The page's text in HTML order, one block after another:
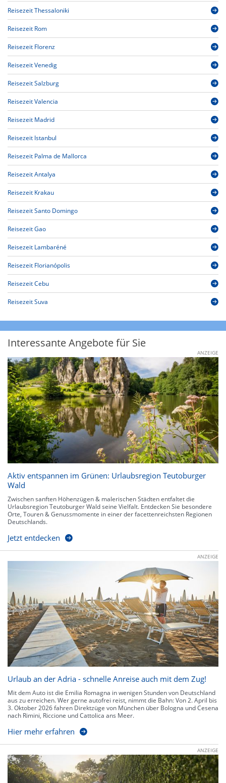
Reisezeit Thessaloniki
Reisezeit Rom
Reisezeit Florenz
Reisezeit Venedig
Reisezeit Salzburg
Reisezeit Valencia
Reisezeit Madrid
Reisezeit Istanbul
Reisezeit Palma de Mallorca
Reisezeit Antalya
Reisezeit Krakau
Reisezeit Santo Domingo
Reisezeit Gao
Reisezeit Lambaréné
Reisezeit Florianópolis
Reisezeit Cebu
Reisezeit Suva
Interessante Angebote für Sie
ANZEIGE
Aktiv entspannen im Grünen: Urlaubsregion Teutoburger
Wald
Zwischen sanften Höhenzügen & malerischen Städten entfaltet die
Urlaubsregion Teutoburger Wald seine Vielfalt. Entdecken Sie besondere
Orte, Touren & Genussmomente in einer der facettenreichsten Regionen
Deutschlands.
Jetzt entdecken
ANZEIGE
Urlaub an der Adria - schnelle Anreise auch mit dem Zug!
Mit dem Auto ist die Emilia Romagna in wenigen Stunden von Deutschland
aus zu erreichen. Wer gerne autofrei reist, nimmt die Bahn: Von 2. April bis
3. Oktober 2026 fahren Direktzüge von München über Bologna und Cesena
nach Rimini, Riccione und Cattolica ans Meer.
Hier mehr erfahren
ANZEIGE